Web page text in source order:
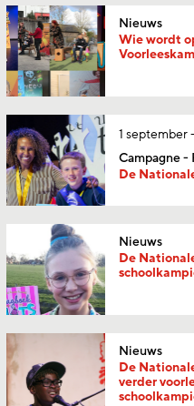
Nieuws
Wie wordt
1 september
Campagne
De
Nieuws
De
Nieuws
De
verder